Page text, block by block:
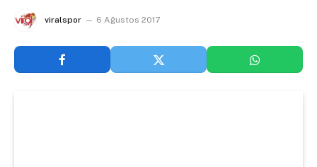
viralspor 6 Ağustos 2017